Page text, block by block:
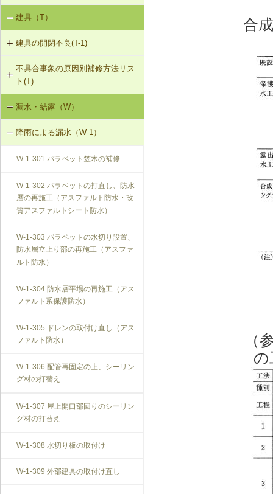
口部からの透過音）（SO-4）
への交換
V-3-005 駐輪機からの音・振動の伝
V-3-301 給水管からの音・振動の伝
置）
V-3-302 排水管からの音・振動の伝
の伝搬を防止する措置
V-3-304 大便器からの音・振動の伝
V-3-305 防振構造の自動ドアへの交
換
設備からの騒音、振動（V-3）
内装仕上材の汚損（I-1）
内装仕上材のひび割れ、はがれ等
（I-2）
建具（T）
建具の開閉不良(T-1)
T-1-001 丁番の取付け調整
T-1-002 丁番の取替え
T-1-003 ラッチボルト受金物の調整
T-1-006 建具の反直し・取替え
T-1-008 建具上桟削り調整
不具合事象の原因別補修方法リス
ト(T)
建具の開閉不良（T-1）
漏水・結露（W）
降雨による漏水（W-1）
W-1-301 パラペット笠木の補修
W-1-302 パラペットの打直し、防水
層の再施工（アスファルト防水・改
質アスファルトシート防水）
W-1-303 パラペットの水切り設置、
防水層立上り部の再施工（アスファ
ルト防水）
W-1-304 防水層平場の再施工（アス
ファルト系保護防水）
W-1-305 ドレンの取付け直し（アス
ファルト防水）
W-1-306 配管再固定の上、シーリン
グ材の打替え
W-1-307 屋上開口部回りのシーリン
グ材の打替え
W-1-308 水切り板の取付け
W-1-309 外部建具の取付け直し
合
（
の